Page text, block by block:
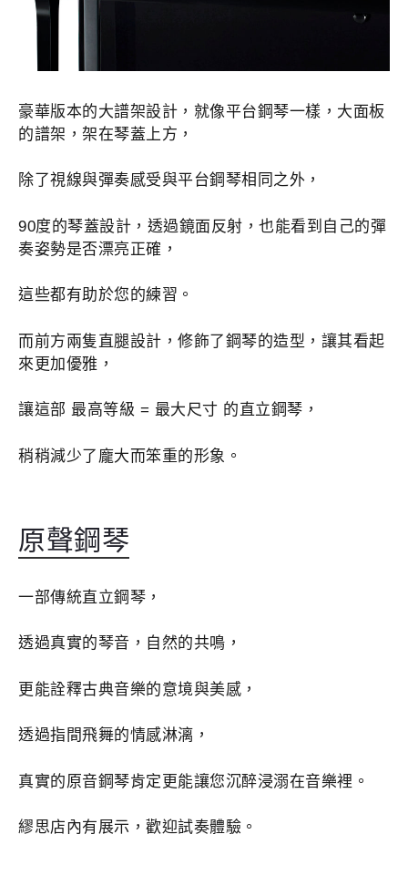
豪華版本的大譜架設計，就像平台鋼琴一樣，大面板
的譜架，架在琴蓋上方，
除了視線與彈奏感受與平台鋼琴相同之外，
90度的琴蓋設計，透過鏡面反射，也能看到自己的彈
奏姿勢是否漂亮正確，
這些都有助於您的練習。
而前方兩隻直腿設計，修飾了鋼琴的造型，讓其看起
來更加優雅，
讓這部 最高等級 = 最大尺寸 的直立鋼琴，
稍稍減少了龐大而笨重的形象。
原聲鋼琴
一部傳統直立鋼琴，
透過真實的琴音，自然的共鳴，
更能詮釋古典音樂的意境與美感，
透過指間飛舞的情感淋漓，
真實的原音鋼琴肯定更能讓您沉醉浸溺在音樂裡。
繆思店內有展示，歡迎試奏體驗。